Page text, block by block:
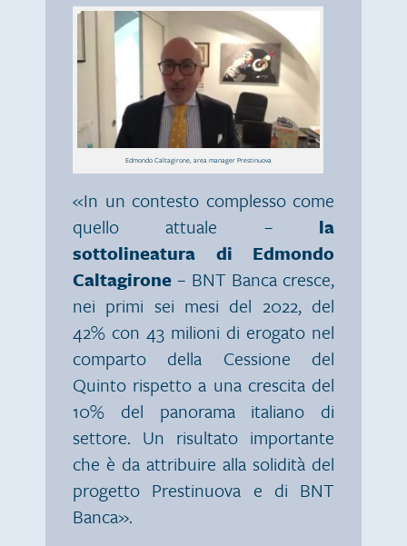
Edmondo Caltagirone, area manager Prestinuova
«In un contesto complesso come
quello attuale – la
sottolineatura di Edmondo
Caltagirone – BNT Banca cresce,
nei primi sei mesi del 2022, del
42% con 43 milioni di erogato nel
comparto della Cessione del
Quinto rispetto a una crescita del
10% del panorama italiano di
settore. Un risultato importante
che è da attribuire alla solidità del
progetto Prestinuova e di BNT
Banca».